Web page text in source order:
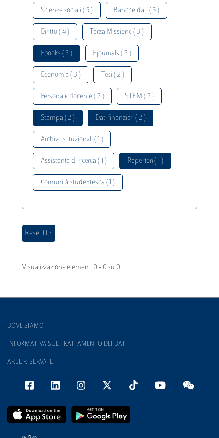
Scienze sociali ( 5 ) Banche dati ( 5 )
Diritto ( 4 ) Terza Missione ( 3 )
Ebooks ( 3 ) Ejournals ( 3 )
Economia ( 3 ) Tesi ( 2 )
Personale docente ( 2 ) STEM ( 2 )
Stampa ( 2 ) Dati finanziari ( 2 )
Archivi istituzionali ( 1 )
Assistente di ricerca ( 1 ) Repertori ( 1 )
Comunità studentesca ( 1 )
Visualizzazione elementi 0 - 0 su 0
DOVE SIAMO
INFORMATIVA SUL TRATTAMENTO DEI DATI
AREE RISERVATE